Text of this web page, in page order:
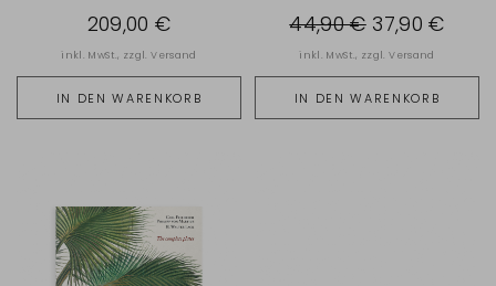
IN DEN WARENKORB
209,00 €
inkl. MwSt., zzgl.Versand
IN DEN WARENKORB
44,90 € 37,90 €
inkl. MwSt., zzgl.Versand